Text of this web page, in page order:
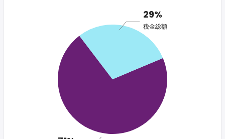
29%
税金総額